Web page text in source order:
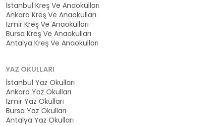
İstanbul Kreş Ve Anaokulları
Ankara Kreş Ve Anaokulları
İzmir Kreş Ve Anaokulları
Bursa Kreş Ve Anaokulları
Antalya Kreş Ve Anaokulları
YAZ OKULLARI
İstanbul Yaz Okulları
Ankara Yaz Okulları
İzmir Yaz Okulları
Bursa Yaz Okulları
Antalya Yaz Okulları